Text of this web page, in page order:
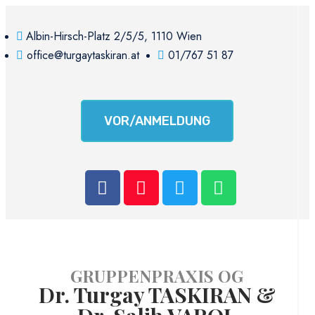
Albin-Hirsch-Platz 2/5/5, 1110 Wien
office@turgaytaskiran.at
01/767 51 87
VOR/ANMELDUNG
GRUPPENPRAXIS OG
Dr. Turgay TASKIRAN &